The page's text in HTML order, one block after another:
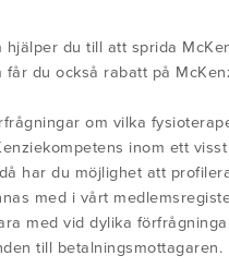
hjälper du till att sprida
får du också rabatt på
om vilka
inom ett
har du möjlighet att
med i vårt
med vid dylika
till betalningsmottagaren.